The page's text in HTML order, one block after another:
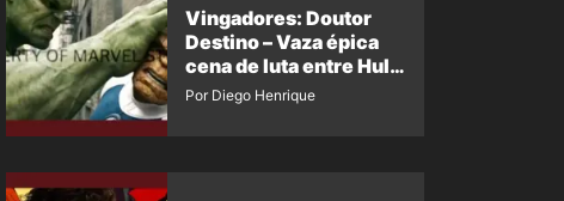
Vingadores: Doutor
Destino – Vaza épica
cena de luta entre Hulk
e o Coisa
Por Diego Henrique